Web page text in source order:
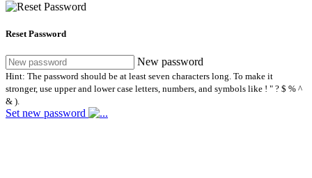
Reset Password
New password
Hint: The password should be at least seven characters long. To make it
stronger, use upper and lower case letters, numbers, and symbols like ! " ? $ % ^
& ).
Set new password